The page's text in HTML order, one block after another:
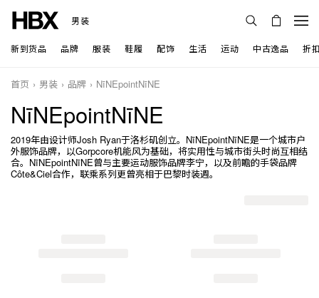
男装
新到货品 品牌 服装 鞋履 配饰 生活 运动 中古逸品 折
首页 男装 品牌 NīNEpointNīNE
NīNEpointNīNE
2019年由设计师Josh Ryan于洛杉矶创立。NīNEpointNīNE是一个城市户
外服饰品牌，以Gorpcore机能风为基础，将实用性与城市街头时尚互相结
合。NīNEpointNīNE曾与主要运动服饰品牌李宁，以及前瞻的手袋品牌
Côte&Ciel合作，联乘系列更曾亮相于巴黎时装週。